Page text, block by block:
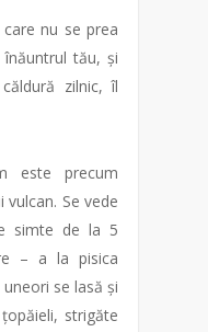
nu se prea
tău, și
zilnic, îl
este precum
Se vede
simte de la 5
– a la pisica
se lasă și
strigăte